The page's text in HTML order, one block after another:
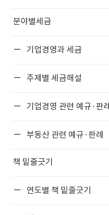
분야별세금
기업경영과 세금
주제별 세금해설
기업경영 관련 예규·판례
부동산 관련 예규·판례
책 밑줄긋기
연도별 책 밑줄긋기